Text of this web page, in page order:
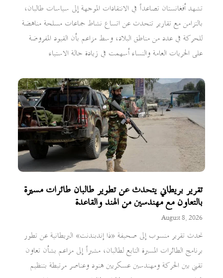
تشهد أفغانستان تصاعداً في الانتقادات الموجهة إلى سياسات طالبان،
بالتزامن مع تقارير تتحدث عن اتساع نشاط جماعات مسلحة مناهضة
للحركة في عدد من مناطق البلاد، وسط مزاعم بأن القيود المفروضة
على الحريات العامة والنساء أسهمت في زيادة حالة الاستياء
تقرير بريطاني يتحدث عن تطوير طالبان طائرات مسيرة
بالتعاون مع مهندسين من الهند والقاعدة
August 8, 2026
تحدث تقرير منسوب إلى صحيفة «ذا إندبندنت» البريطانية عن تطور
برنامج الطائرات المسيرة التابع لطالبان، مشيراً إلى مزاعم بشأن تعاون
تقني بين الحركة ومهندسين عسكريين هنود وعناصر مرتبطة بتنظيم